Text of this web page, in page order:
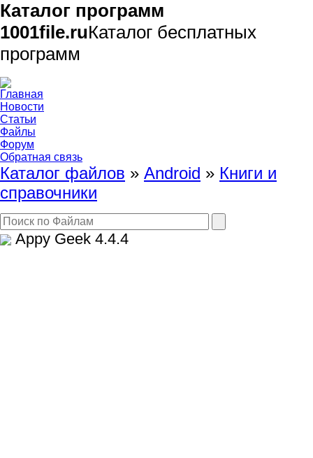
Каталог программ
1001file.ruКаталог бесплатных
программ
Главная
Новости
Статьи
Файлы
Форум
Обратная связь
Каталог файлов » Android » Книги и
справочники
Appy Geek 4.4.4